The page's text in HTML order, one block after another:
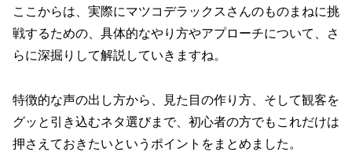
ここからは、実際にマツコデラックスさんのものまねに挑
戦するための、具体的なやり方やアプローチについて、さ
らに深掘りして解説していきますね。
特徴的な声の出し方から、見た目の作り方、そして観客を
グッと引き込むネタ選びまで、初心者の方でもこれだけは
押さえておきたいというポイントをまとめました。